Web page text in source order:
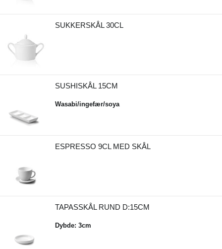
SUKKERSKÅL 30CL
SUSHISKÅL 15CM
Wasabi/ingefær/soya
ESPRESSO 9CL MED SKÅL
TAPASSKÅL RUND D:15CM
Dybde: 3cm